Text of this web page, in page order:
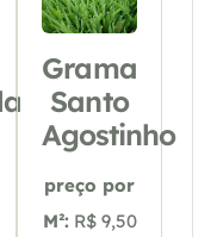
Grama
Santo
Agostinho
preço por
M²: R$ 9,50